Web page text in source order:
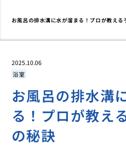
お風呂の排水溝に水が溜まる！プロが教える
2025.10.06
浴室
お風呂の排水溝
る！プロが教え
の秘訣